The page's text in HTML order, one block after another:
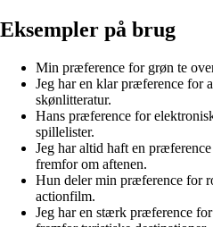
Eksempler på brug
Min præference for grøn te
Jeg har en klar præference for
skønlitteratur.
Hans præference for
spillelister.
Jeg har altid haft en
fremfor om aftenen.
Hun deler min præference for
actionfilm.
Jeg har en stærk præference